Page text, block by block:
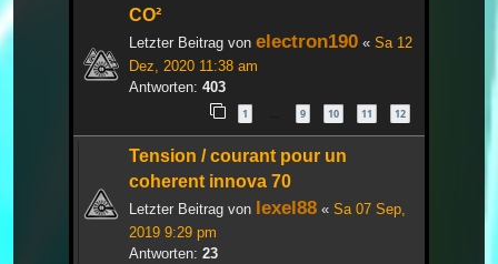
CO²
Letzter Beitrag von electron190 « Sa 12
Dez, 2020 11:38 am
Antworten: 403
1 … 9 10 11 12
Tension / courant pour un
coherent innova 70
Letzter Beitrag von lexel88 « Sa 07 Sep,
2019 9:29 pm
Antworten: 23